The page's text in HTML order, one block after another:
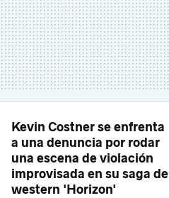
Kevin Costner se enfrenta
a una denuncia por rodar
una escena de violación
improvisada en su saga de
western 'Horizon'